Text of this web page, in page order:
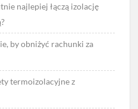
najlepiej łączą izolację
by obniżyć rachunki za
termoizolacyjne z